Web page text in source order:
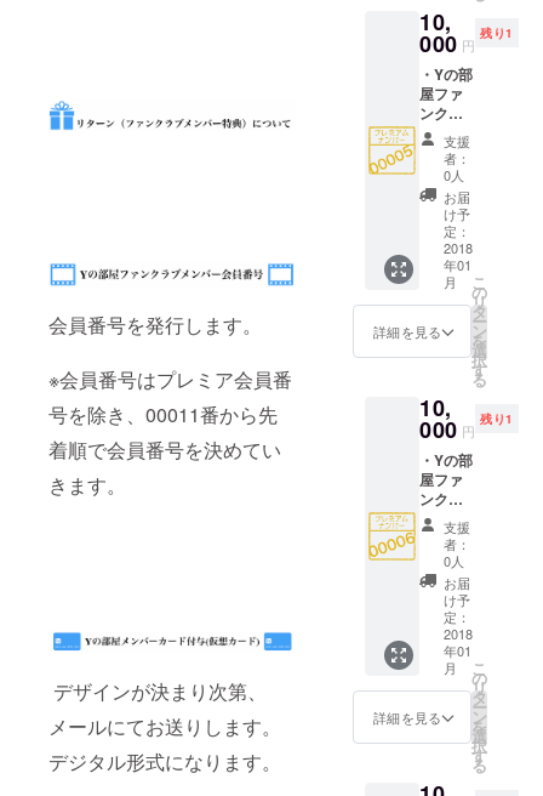
会員番号を発行します。
※会員番号はプレミア会員番
号を除き、00011番から先
着順で会員番号を決めてい
きます。
デザインが決まり次第、
メールにてお送りします。
デジタル形式になります。
ご紹介
想カー
ド) ・Y
の部屋
にお名
前また
はチャ
ンネル
名が記
載され
ます。
Facebo
okコミ
ティー
に招待
・
eチャン
ご紹介
10,
000 円
残り1
・Yの部
屋ファ
ンクラ
ブ会員
番号
00005
番 ・Y
の部屋
ファン
クラブ
会員１
年間有
効 ・Y
の部屋
会員
カード
想カー
ド) ・Y
の部屋
にお名
前また
はチャ
ンネル
名が記
載され
ます。
Facebo
okコミ
ティー
に招待
・
eチャン
支援
者：
0人
お届
け予
定：
2018
年01
月
詳細を見る
こ
の
リ
タ
ー
ン
を
選
択
す
る
10,
000 円
残り1
・Yの部
屋ファ
ンクラ
ブ会員
番号
00006
番 ・Y
の部屋
ファン
クラブ
会員１
年間有
効 ・Y
の部屋
会員
カード
想カー
支援
者：
0人
お届
け予
定：
2018
年01
月
詳細を見る
こ
の
リ
タ
ー
ン
を
選
択
す
る